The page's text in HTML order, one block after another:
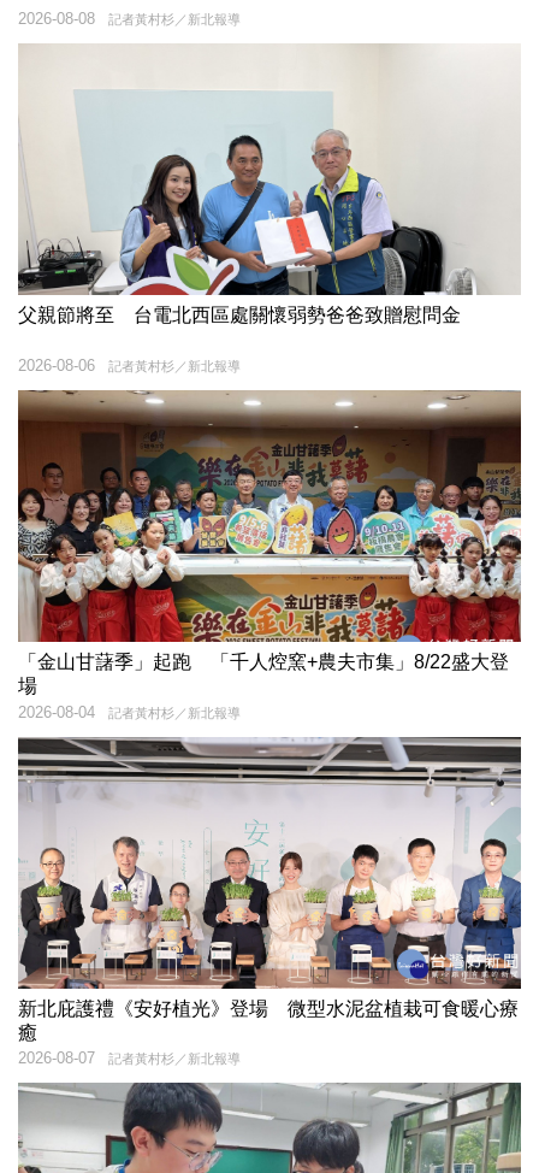
記者黃村杉／新北報導
2026-08-08
父親節將至 台電北西區處關懷弱勢爸爸致贈慰問金
記者黃村杉／新北報導
2026-08-06
「金山甘藷季」起跑 「千人焢窯+農夫市集」8/22盛大登
場
記者黃村杉／新北報導
2026-08-04
新北庇護禮《安好植光》登場 微型水泥盆植栽可食暖心療
癒
記者黃村杉／新北報導
2026-08-07